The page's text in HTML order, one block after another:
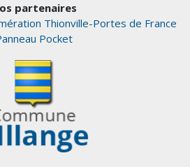
partenaires
Thionville-Portes de France
Pocket